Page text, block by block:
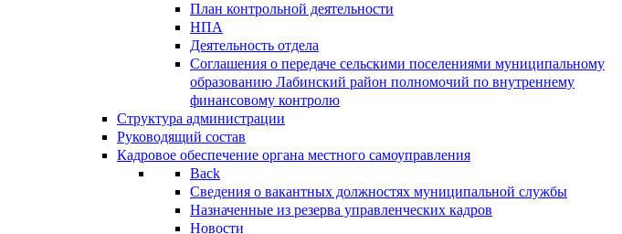
План контрольной деятельности
НПА
Деятельность отдела
Соглашения о передаче сельскими поселениями муниципальному
образованию Лабинский район полномочий по внутреннему
финансовому контролю
Структура администрации
Руководящий состав
Кадровое обеспечение органа местного самоуправления
Back
Сведения о вакантных должностях муниципальной службы
Назначенные из резерва управленческих кадров
Новости